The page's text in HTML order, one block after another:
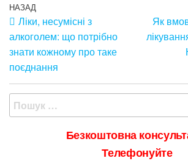
НАЗАД
Ліки, несумісні з
алкоголем: що потрібно
знати кожному про таке
поєднання
Як
Безкоштовна
Телефонуйте